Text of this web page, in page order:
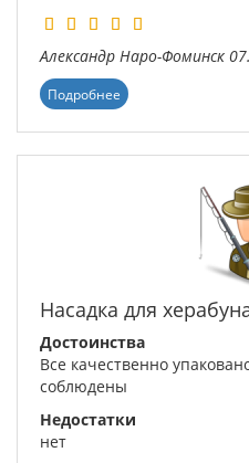
Александр Наро-Фоминск
Подробнее
Насадка для
Достоинства
Все качественно
соблюдены
Недостатки
нет